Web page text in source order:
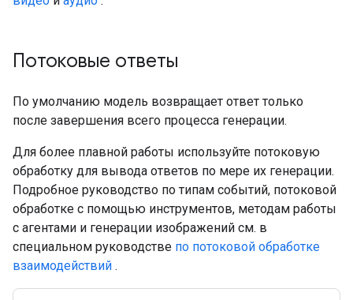
Потоковые ответы
По умолчанию модель возвращает ответ только
после завершения всего процесса генерации.
Для более плавной работы используйте потоковую
обработку для вывода ответов по мере их генерации.
Подробное руководство по типам событий, потоковой
обработке с помощью инструментов, методам работы
с агентами и генерации изображений см. в
специальном руководстве по потоковой обработке
взаимодействий .